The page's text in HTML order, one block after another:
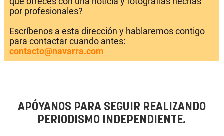
por profesionales?
Escríbenos a esta dirección y hablaremos contigo
para contactar cuando antes:
contacto@navarra.com
APÓYANOS PARA SEGUIR REALIZANDO
PERIODISMO INDEPENDIENTE.